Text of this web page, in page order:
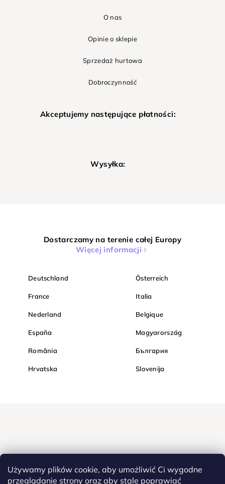
Używamy plików cookie, aby umożliwić Ci wygodne
przeglądanie strony oraz aby stale poprawiać
O nas
Opinie o sklepie
Sprzedaż hurtowa
Dobroczynność
Akceptujemy następujące płatności:
Wysyłka:
Dostarczamy na terenie całej Europy
Więcej informacji
Deutschland Österreich
France Italia
Nederland Belgique
España Magyarország
România България
Hrvatska Slovenija